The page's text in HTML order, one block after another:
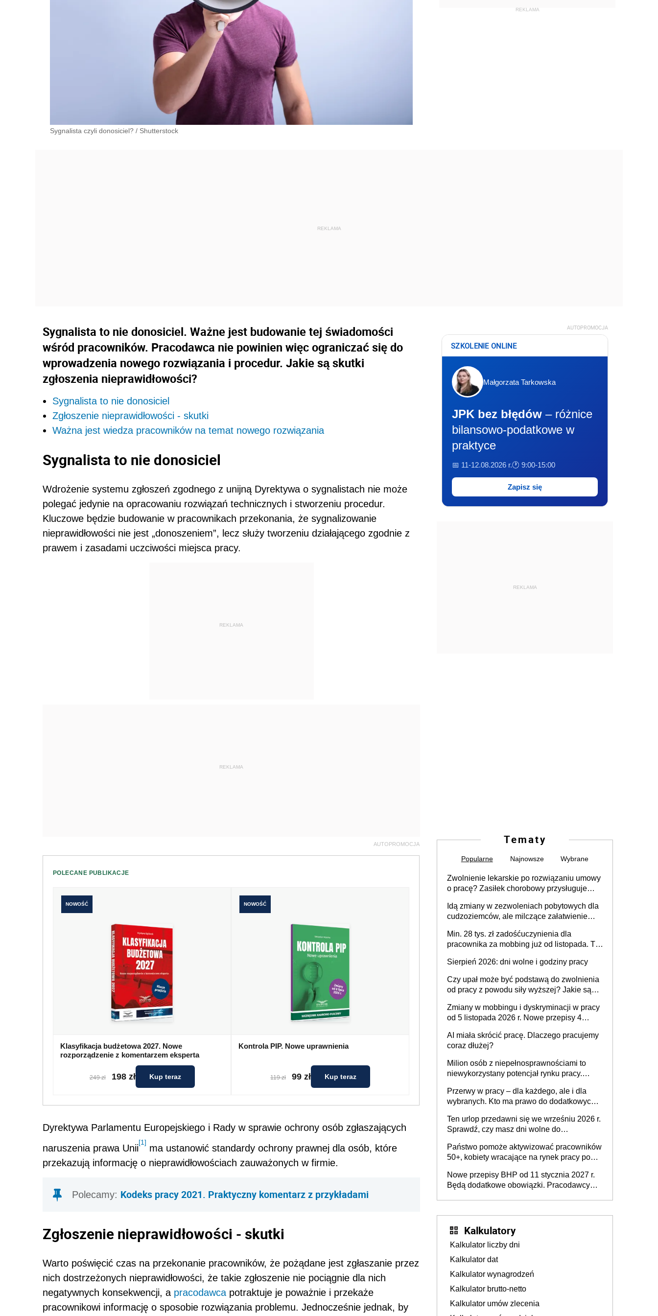
Sygnalista czyli donosiciel? / Shutterstock
Sygnalista to nie donosiciel. Ważne jest budowanie tej świadomości
wśród pracowników. Pracodawca nie powinien więc ograniczać się do
wprowadzenia nowego rozwiązania i procedur. Jakie są skutki
zgłoszenia nieprawidłowości?
Sygnalista to nie donosiciel
Zgłoszenie nieprawidłowości - skutki
Ważna jest wiedza pracowników na temat nowego rozwiązania
Sygnalista to nie donosiciel
Wdrożenie systemu zgłoszeń zgodnego z unijną Dyrektywa o sygnalistach nie może
polegać jedynie na opracowaniu rozwiązań technicznych i stworzeniu procedur.
Kluczowe będzie budowanie w pracownikach przekonania, że sygnalizowanie
nieprawidłowości nie jest „donoszeniem”, lecz służy tworzeniu działającego zgodnie z
prawem i zasadami uczciwości miejsca pracy.
REKLAMA
REKLAMA
AUTOPROMOCJA
POLECANE PUBLIKACJE
NOWOŚĆ
Klasyfikacja budżetowa 2027. Nowe
rozporządzenie z komentarzem eksperta
249 zł 198 zł Kup teraz
NOWOŚĆ
Kontrola PIP. Nowe uprawnienia
119 zł 99 zł Kup teraz
Dyrektywa Parlamentu Europejskiego i Rady w sprawie ochrony osób zgłaszających
naruszenia prawa Unii
[1]
ma ustanowić standardy ochrony prawnej dla osób, które
przekazują informację o nieprawidłowościach zauważonych w firmie.
Polecamy: Kodeks pracy 2021. Praktyczny komentarz z przykładami
Zgłoszenie nieprawidłowości - skutki
Warto poświęcić czas na przekonanie pracowników, że pożądane jest zgłaszanie przez
nich dostrzeżonych nieprawidłowości, że takie zgłoszenie nie pociągnie dla nich
negatywnych konsekwencji, a pracodawca potraktuje je poważnie i przekaże
pracownikowi informację o sposobie rozwiązania problemu. Jednocześnie jednak, by
AUTOPROMOCJA
SZKOLENIE ONLINE
Małgorzata Tarkowska
JPK bez błędów – różnice
bilansowo-podatkowe w
praktyce
📅 11-12.08.2026 r.🕐 9:00-15:00
Zapisz się
REKLAMA
Tematy
Popularne Najnowsze Wybrane
Zwolnienie lekarskie po rozwiązaniu umowy
o pracę? Zasiłek chorobowy przysługuje
dni od ustania stosunku pracy
Idą zmiany w zezwoleniach pobytowych dla
cudzoziemców, ale milczące załatwienie
Min. 28 tys. zł zadośćuczynienia dla
pracownika za mobbing już od listopada. To
zespołu
Sierpień 2026: dni wolne i godziny pracy
Czy upał może być podstawą do zwolnienia
od pracy z powodu siły wyższej? Jakie są
Zmiany w mobbingu i dyskryminacji w pracy
od 5 listopada 2026 r. Nowe przepisy 4
Ustaw
AI miała skrócić pracę. Dlaczego pracujemy
coraz dłużej?
Milion osób z niepełnosprawnościami to
niewykorzystany potencjał rynku pracy.
dofinansowań czy refundacji, ale bariery po
stronie systemu i świadomości
pracodawców [WYWIAD]
Przerwy w pracy – dla każdego, ale i dla
wybranych. Kto ma prawo do dodatkowych
Ten urlop przedawni się we wrześniu 2026 r.
Sprawdź, czy masz dni wolne do
Państwo pomoże aktywizować pracowników
50+, kobiety wracające na rynek pracy po
osoby neuroatypowe. Powstanie Fundusz
na rzecz Inkluzywności w Zatrudnianiu?
Nowe przepisy BHP od 11 stycznia 2027 r.
Będą dodatkowe obowiązki. Pracodawcy
Kalkulatory
Kalkulator liczby dni
Kalkulator dat
Kalkulator wynagrodzeń
Kalkulator brutto-netto
Kalkulator umów zlecenia